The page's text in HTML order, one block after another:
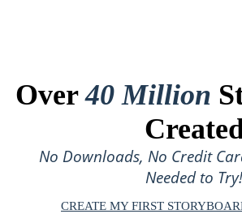
Over40 Million
No Downloads, No Credit
Needed to Try!
CREATE MY FIRST